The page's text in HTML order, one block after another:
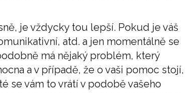
je vždycky tou lepší. Pokud je váš
atd. a jen momentálně se
má nějaký problém, který
a v případě, že o vaši pomoc stojí,
se vám to vrátí v podobě vašeho